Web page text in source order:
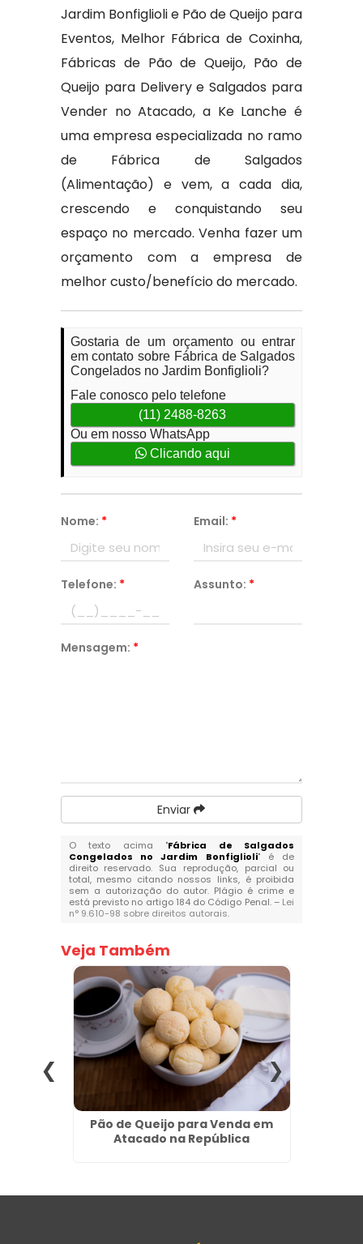
Jardim Bonfiglioli e Pão de Queijo para
Eventos, Melhor Fábrica de Coxinha,
Fábricas de Pão de Queijo, Pão de
Queijo para Delivery e Salgados para
Vender no Atacado, a Ke Lanche é
uma empresa especializada no ramo
de Fábrica de Salgados
(Alimentação) e vem, a cada dia,
crescendo e conquistando seu
espaço no mercado. Venha fazer um
orçamento com a empresa de
melhor custo/benefício do mercado.
Gostaria de um orçamento ou entrar
em contato sobre Fábrica de Salgados
Congelados no Jardim Bonfiglioli?
Fale conosco pelo telefone
(11) 2488-8263
Ou em nosso WhatsApp
Clicando aqui
Nome: * Email: *
Telefone: * Assunto: *
Mensagem: *
Enviar
O texto acima "Fábrica de Salgados
Congelados no Jardim Bonfiglioli" é de
direito reservado. Sua reprodução, parcial ou
total, mesmo citando nossos links, é proibida
sem a autorização do autor. Plágio é crime e
está previsto no artigo 184 do Código Penal. – Lei
n° 9.610-98 sobre direitos autorais.
Veja Também
Pão de Queijo para Venda em
Atacado na República